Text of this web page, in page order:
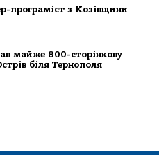
програміст з Козівщини
майже 800-сторінкову
біля Тернополя